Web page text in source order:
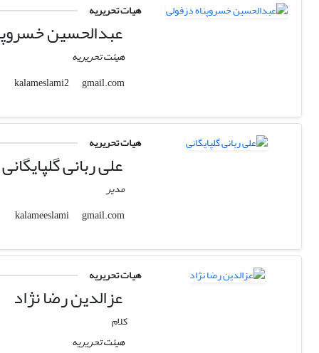
هیات تحریریه
عبدالحسین
هیئت تحریریه
kalameslami2
gmail.com
هیات تحریریه
علی ربانی گلپایگانی
مدیر
kalameeslami
gmail.com
هیات تحریریه
عزالدین رضا نژاد
کلام
هیئت تحریریه